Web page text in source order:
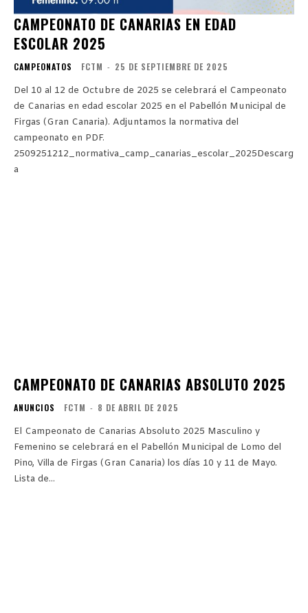
CAMPEONATO DE CANARIAS EN EDAD
ESCOLAR 2025
CAMPEONATOS FCTM - 25 DE SEPTIEMBRE DE 2025
Del 10 al 12 de Octubre de 2025 se celebrará el Campeonato
de Canarias en edad escolar 2025 en el Pabellón Municipal de
Firgas (Gran Canaria). Adjuntamos la normativa del
campeonato en PDF.
2509251212_normativa_camp_canarias_escolar_2025Descarg
a
CAMPEONATO DE CANARIAS ABSOLUTO 2025
ANUNCIOS FCTM - 8 DE ABRIL DE 2025
El Campeonato de Canarias Absoluto 2025 Masculino y
Femenino se celebrará en el Pabellón Municipal de Lomo del
Pino, Villa de Firgas (Gran Canaria) los días 10 y 11 de Mayo.
Lista de...